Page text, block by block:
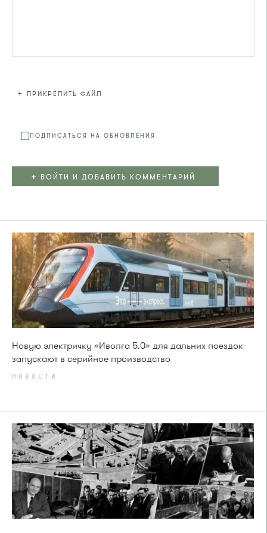
+ ПРИКРЕПИТЬ ФАЙЛ
ПОДПИСАТЬСЯ НА ОБНОВЛЕНИЯ
+ ВОЙТИ И ДОБАВИТЬ КОММЕНТАРИЙ
Новую электричку «Иволга 5.0» для дальних поездок
запускают в серийное производство
НОВОСТИ